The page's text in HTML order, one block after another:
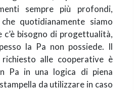
sempre più profondi,
quotidianamente siamo
bisogno di progettualità,
la Pa non possiede. Il
alle cooperative è
Pa in una logica di piena
da utilizzare in caso